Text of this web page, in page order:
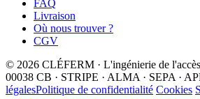
FAQ
Livraison
Où nous trouver ?
CGV
© 2026 CLÉFERM · L'ingénierie de
00038 CB · STRIPE · ALMA · SEPA ·
légalesPolitique de confidentialité Cookies